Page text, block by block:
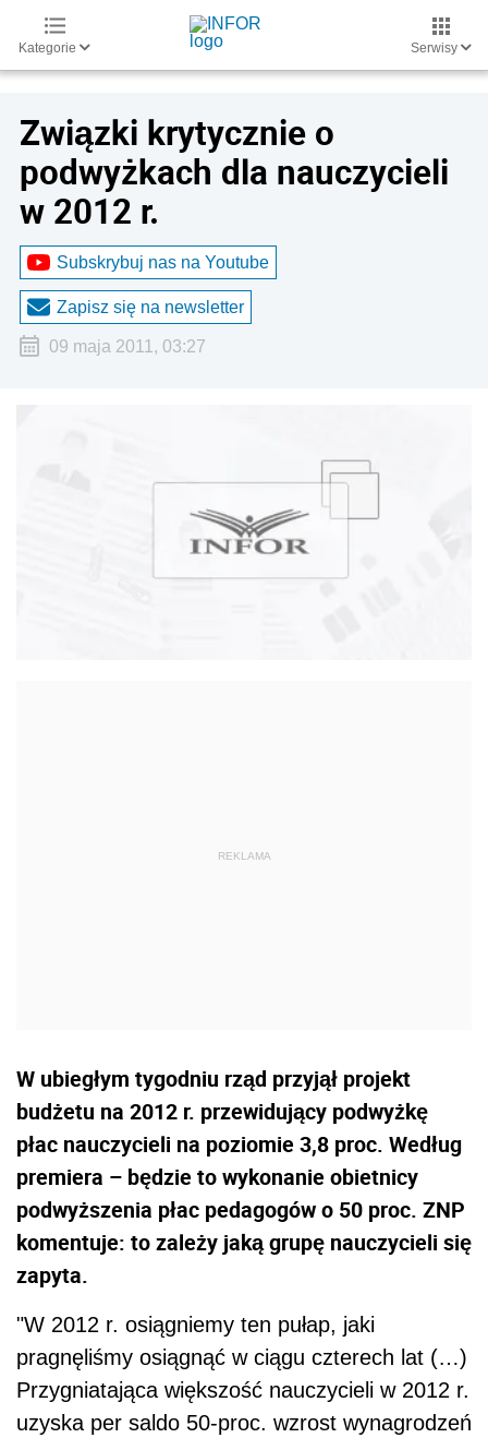
Kategorie Serwisy
Związki krytycznie o
podwyżkach dla nauczycieli
w 2012 r.
Subskrybuj nas na Youtube
Zapisz się na newsletter
09 maja 2011, 03:27
W ubiegłym tygodniu rząd przyjął projekt
budżetu na 2012 r. przewidujący podwyżkę
płac nauczycieli na poziomie 3,8 proc. Według
premiera – będzie to wykonanie obietnicy
podwyższenia płac pedagogów o 50 proc. ZNP
komentuje: to zależy jaką grupę nauczycieli się
zapyta.
"W 2012 r. osiągniemy ten pułap, jaki
pragnęliśmy osiągnąć w ciągu czterech lat (…)
Przygniatająca większość nauczycieli w 2012 r.
uzyska per saldo 50-proc. wzrost wynagrodzeń